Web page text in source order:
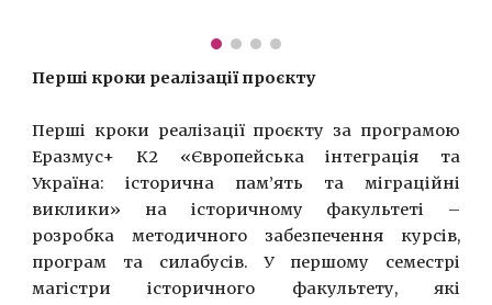
Перші кроки реалізації проєкту
Перші кроки реалізації проєкту за програмою
Еразмус+ К2 «Європейська інтеграція та
Україна: історична пам’ять та міграційні
виклики» на історичному факультеті –
розробка методичного забезпечення курсів,
програм та силабусів. У першому семестрі
магістри історичного факультету, які